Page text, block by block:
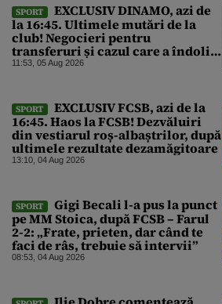
SPORT
EXCLUSIV DINAMO, azi de
la 16:45. Ultimele mutări de la
club! Negocieri pentru
transferuri și cazul care a îndoliat
Dinamo
11:53, 05 Aug 2026
SPORT
EXCLUSIV FCSB, azi de la
16:45. Haos la FCSB! Dezvăluiri
din vestiarul roș-albaștrilor, după
ultimele rezultate dezamăgitoare
13:10, 04 Aug 2026
SPORT
Gigi Becali l-a pus la punct
pe MM Stoica, după FCSB – Farul
2-2: „Frate, prieten, dar când te
faci de râs, trebuie să intervii”
08:53, 04 Aug 2026